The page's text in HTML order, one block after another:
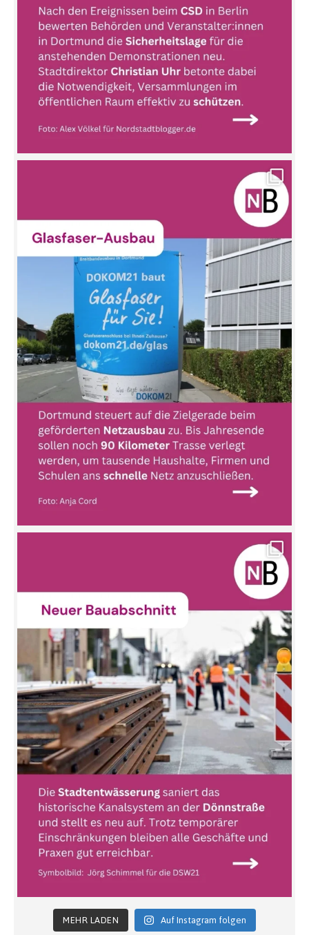
MEHR LADEN Auf Instagram folgen